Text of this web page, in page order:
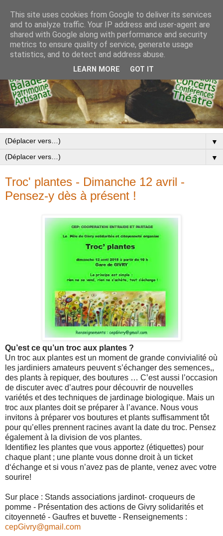
▼
▼
Troc' plantes - Dimanche 12 avril -
Pensez-y dès à présent !
Qu’est ce qu’un troc aux plantes ?
Un troc aux plantes est un moment de grande convivialité où
les jardiniers amateurs peuvent s’échanger des semences,,
des plants à repiquer, des boutures … C’est aussi l’occasion
de discuter avec d’autres pour découvrir de nouvelles
variétés et des techniques de jardinage biologique. Mais un
troc aux plantes doit se préparer à l’avance. Nous vous
invitons à préparer vos boutures et plants suffisamment tôt
pour qu’elles prennent racines avant la date du troc. Pensez
également à la division de vos plantes.
Identifiez les plantes que vous apportez (étiquettes) pour
chaque plant ; une plante vous donne droit à un ticket
d‘échange et si vous n’avez pas de plante, venez avec votre
sourire!
Sur place : Stands associations jardinot- croqueurs de
pomme - Présentation des actions de Givry solidarités et
citoyenneté - Gaufres et buvette - Renseignements :
cepGivry@gmail.com
This site uses cookies from Google to deliver its services
and to analyze traffic. Your IP address and user-agent are
shared with Google along with performance and security
metrics to ensure quality of service, generate usage
statistics, and to detect and address abuse.
LEARN MORE GOT IT